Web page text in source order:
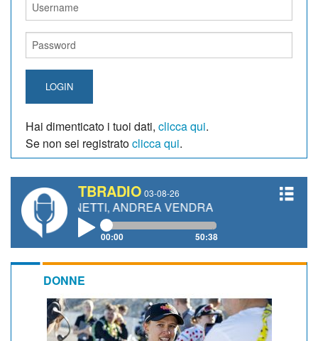
LOGIN
Hai dimenticato i tuoi dati, clicca qui.
Se non sei registratoclicca qui.
TBRADIO 03-08-26
ANDREA VENDRAME, FILIPPO FIORELLI
00:00 50:38
DONNE